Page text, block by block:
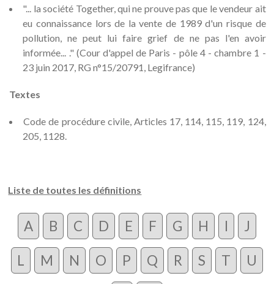
"... la société Together, qui ne prouve pas que le vendeur ait
eu connaissance lors de la vente de 1989 d'un risque de
pollution, ne peut lui faire grief de ne pas l'en avoir
informée... ." (Cour d'appel de Paris - pôle 4 - chambre 1 -
23 juin 2017, RG n°15/20791, Legifrance)
Textes
Code de procédure civile, Articles 17, 114, 115, 119, 124,
205, 1128.
Liste de toutes les définitions
A B C D E F G H I J
L M N O P Q R S T U